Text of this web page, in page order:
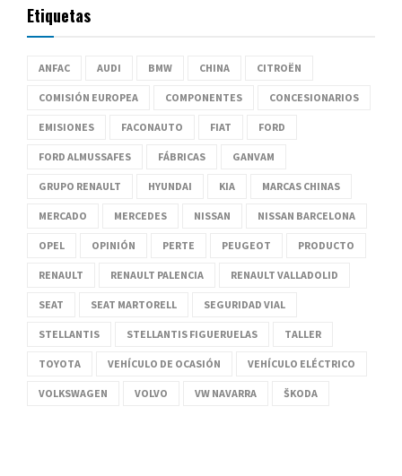
Etiquetas
ANFAC AUDI BMW CHINA CITROËN
COMISIÓN EUROPEA COMPONENTES CONCESIONARIOS
EMISIONES FACONAUTO FIAT FORD
FORD ALMUSSAFES FÁBRICAS GANVAM
GRUPO RENAULT HYUNDAI KIA MARCAS CHINAS
MERCADO MERCEDES NISSAN NISSAN BARCELONA
OPEL OPINIÓN PERTE PEUGEOT PRODUCTO
RENAULT RENAULT PALENCIA RENAULT VALLADOLID
SEAT SEAT MARTORELL SEGURIDAD VIAL
STELLANTIS STELLANTIS FIGUERUELAS TALLER
TOYOTA VEHÍCULO DE OCASIÓN VEHÍCULO ELÉCTRICO
VOLKSWAGEN VOLVO VW NAVARRA ŠKODA